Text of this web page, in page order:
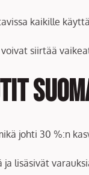
kaikille
siirtää
johti 30 %:n
lisäsivät